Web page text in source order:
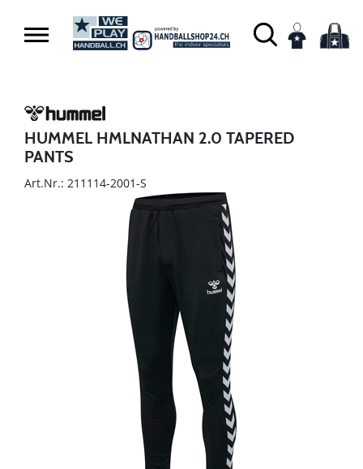
HUMMEL HMLNATHAN 2.0 TAPERED
PANTS
Art.Nr.: 211114-2001-S